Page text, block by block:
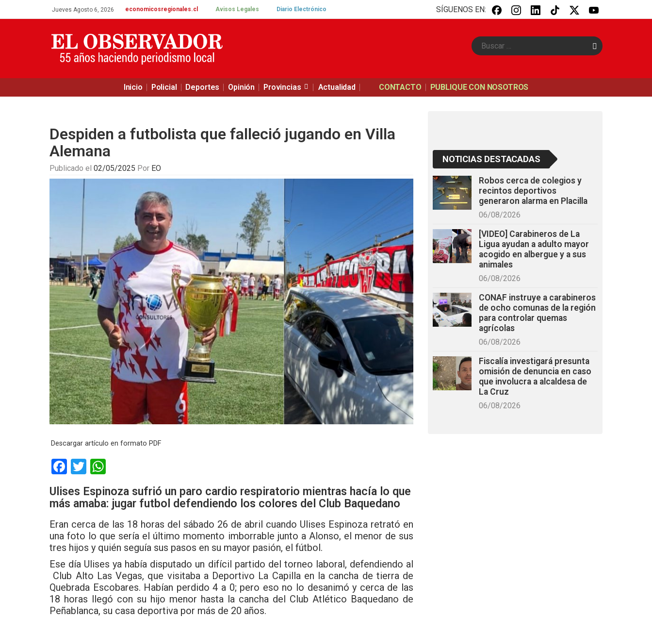
Jueves Agosto 6, 2026 economicosregionales.cl Avisos Legales Diario Electrónico SÍGUENOS EN:
B
u
Inicio Policial Deportes Opinión Provincias Actualidad CONTACTO PUBLIQUE CON NOSOTROS
Despiden a futbolista que falleció jugando en Villa
Alemana
Publicado el 02/05/2025 Por EO
Descargar artículo en formato PDF
F
ce
b
o
o
k
T
wi
tt
er
at
s
A
p
p
Ulises Espinoza sufrió un paro cardio respiratorio mientras hacía lo que
más amaba: jugar futbol defendiendo los colores del Club Baquedano
Eran cerca de las 18 horas del sábado 26 de abril cuando Ulises Espinoza retrató en
una foto lo que sería el último momento imborrable junto a Alonso, el menor de sus
tres hijos y quién seguía sus pasos en su mayor pasión, el fútbol.
Ese día Ulises ya había disputado un difícil partido del torneo laboral, defendiendo al
Club Alto Las Vegas, que visitaba a Deportivo La Capilla en la cancha de tierra de
Quebrada Escobares. Habían perdido 4 a 0; pero eso no lo desanimó y cerca de las
18 horas llegó con su hijo menor hasta la cancha del Club Atlético Baquedano de
Peñablanca, su casa deportiva por más de 20 años.
NOTICIAS DESTACADAS
Robos cerca de colegios y
recintos deportivos
generaron alarma en Placilla
06/08/2026
[VIDEO] Carabineros de La
Ligua ayudan a adulto mayor
acogido en albergue y a sus
animales
06/08/2026
CONAF instruye a carabineros
de ocho comunas de la región
para controlar quemas
agrícolas
06/08/2026
Fiscalía investigará presunta
omisión de denuncia en caso
que involucra a alcaldesa de
La Cruz
06/08/2026